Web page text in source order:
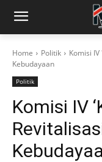
Home Politik
Komisi
Kebudayaan
Politik
Komisi IV